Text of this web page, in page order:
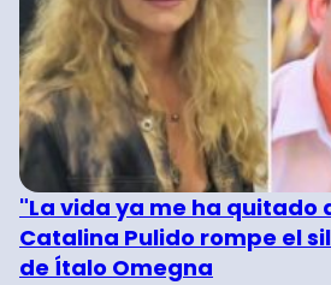
"La vida ya me ha quitado
Catalina Pulido rompe el
de Ítalo Omegna